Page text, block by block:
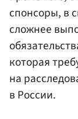
спонсоры, в
сложнее
которая
на
в России.